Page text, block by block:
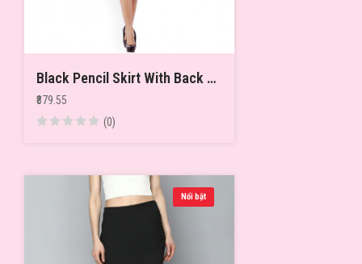
Black Pencil Skirt With Back Slit
₹879.55
(0)
Nổi bật